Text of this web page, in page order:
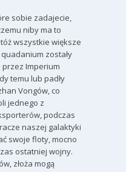
sobie zadajecie,
niby ma to
wszystkie większe
zostały
Imperium
temu lub padły
Vongów, co
jednego z
podczas
naszej galaktyki
swoje floty, mocno
ostatniej wojny.
złoża mogą